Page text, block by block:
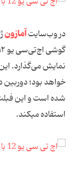
در وب‌سایتآمازون
نمایش می‌گذارد.
خواهد بود؛
شده است و این
استفاده می‎کند.